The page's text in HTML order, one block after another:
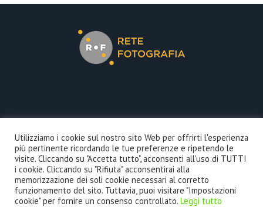
PRIVACY POLICY
Utilizziamo i cookie sul nostro sito Web per offrirti l'esperienza
più pertinente ricordando le tue preferenze e ripetendo le
visite. Cliccando su "Accetta tutto", acconsenti all'uso di TUTTI
i cookie. Cliccando su "Rifiuta" acconsentirai alla
memorizzazione dei soli cookie necessari al corretto
funzionamento del sito. Tuttavia, puoi visitare "Impostazioni
cookie" per fornire un consenso controllato. Leggi tutto